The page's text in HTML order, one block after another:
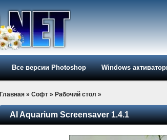
Все версии Photoshop Windows
Главная » Софт » Рабочий стол »
AI Aquarium Screensaver 1.4.1